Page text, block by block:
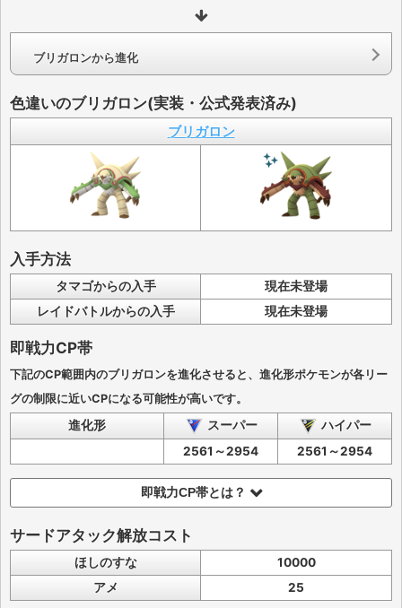
ブリガロンから進化
色違いのブリガロン(実装・公式発表済み)
ブリガロン
入手方法
タマゴからの入手
現在未登場
レイドバトルからの入手
現在未登場
即戦力CP帯
下記のCP範囲内のブリガロンを進化させると、進化形ポケモンが各リー
グの制限に近いCPになる可能性が高いです。
進化形 スーパー
ハイパー
2561～2954
2561～2954
即戦力CP帯とは？
サードアタック解放コスト
ほしのすな
10000
アメ
25